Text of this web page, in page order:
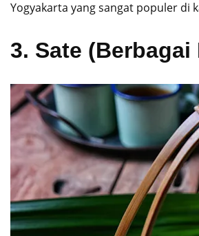
Yogyakarta yang sangat populer di
3. Sate